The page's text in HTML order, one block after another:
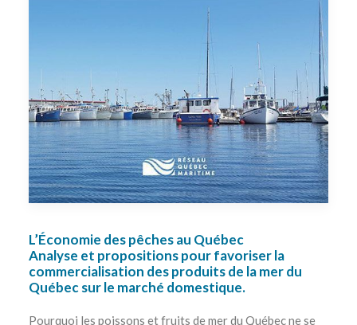
L’Économie des pêches au Québec
Analyse et propositions pour favoriser la
commercialisation des produits de la mer du
Québec sur le marché domestique.
Pourquoi les poissons et fruits de mer du Québec ne se